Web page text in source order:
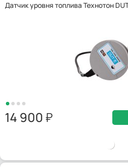
Датчик уровня топлива Технотон
14 900